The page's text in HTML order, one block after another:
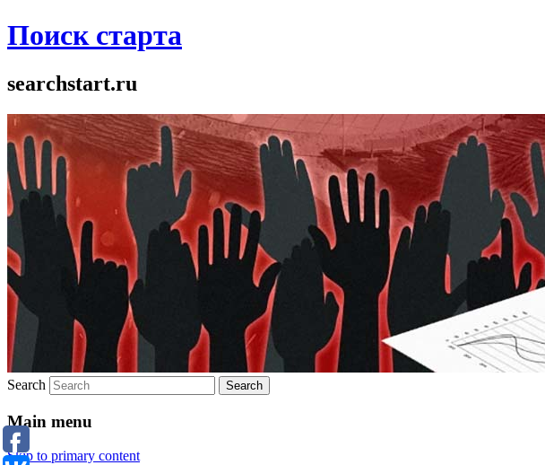
Поиск старта
searchstart.ru
Search
Main menu
Skip to primary content